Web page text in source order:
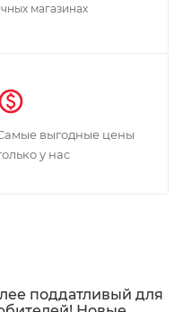
магазинах
выгодные цены
у нас
поддатливый для